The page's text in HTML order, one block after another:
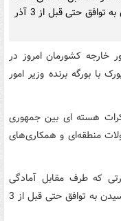
تصمیمات سخت را داشته باشد امکان رسیدن به توافق حتی قبل از 3 آذر
خارجه کشورمان امروز در
با بورگه برنده وزیر امور
هسته ای بین جمهوری
1+5 و همچنین تحولات منطقه‌ای و همکاری‌های
که طرف مقابل آمادگی
اتخاذ تصمیمات سخت را داشته باشد امکان رسیدن به توافق حتی قبل از 3